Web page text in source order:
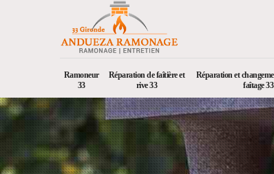
Ramoneur
33
Réparation de faîtière et
rive 33
Réparation et
faîtage 33